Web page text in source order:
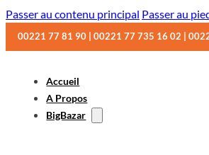
Passer au contenu principal Passer au
00221 77 81 90 | 00221 77 735 16 02 |
Accueil
A Propos
BigBazar